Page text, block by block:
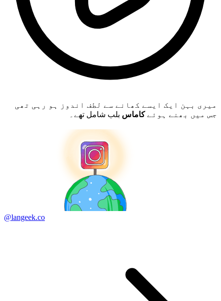
میری بہن ایک ایسے کھانے سے لطف اندوز ہو رہی تھی
جس میں بھنے ہوئےکاماس بلب شامل تھے۔
@langeek.co